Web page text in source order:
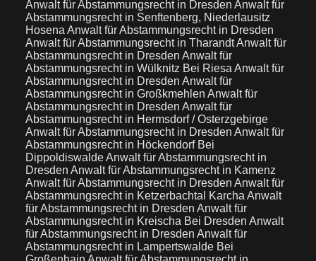
Anwalt für Abstammungsrecht in Dresden Anwalt für
Abstammungsrecht in Senftenberg, Niederlausitz
Hosena Anwalt für Abstammungsrecht in Dresden
Anwalt für Abstammungsrecht in TharandtAnwalt für
Abstammungsrecht in Dresden Anwalt für
Abstammungsrecht in Wülknitz Bei Riesa Anwalt für
Abstammungsrecht in Dresden Anwalt für
Abstammungsrecht in Großkmehlen Anwalt für
Abstammungsrecht in Dresden Anwalt für
Abstammungsrecht in Hermsdorf / Osterzgebirge
Anwalt für Abstammungsrecht in Dresden Anwalt für
Abstammungsrecht in Höckendorf Bei
DippoldiswaldeAnwalt für Abstammungsrecht in
Dresden Anwalt für Abstammungsrecht in Kamenz
Anwalt für Abstammungsrecht in Dresden Anwalt für
Abstammungsrecht in Ketzerbachtal Karcha Anwalt
für Abstammungsrecht in Dresden Anwalt für
Abstammungsrecht in Kreischa Bei Dresden Anwalt
für Abstammungsrecht in Dresden Anwalt für
Abstammungsrecht in Lampertswalde Bei